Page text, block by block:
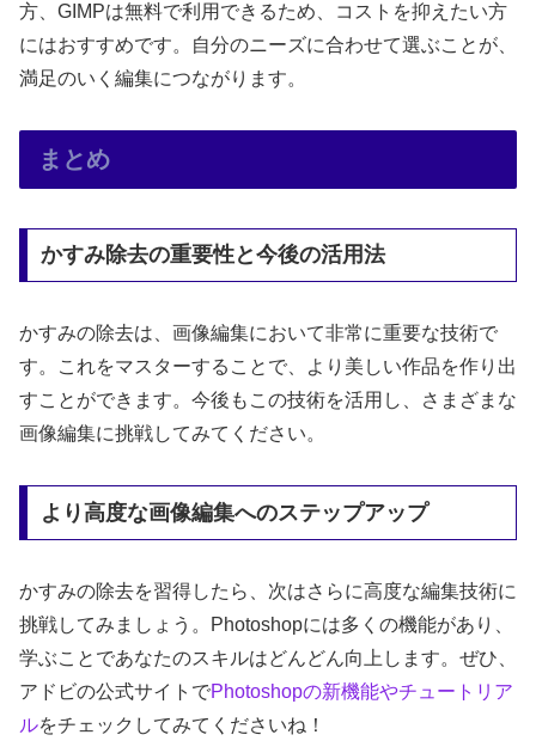
方、GIMPは無料で利用できるため、コストを抑えたい方
にはおすすめです。自分のニーズに合わせて選ぶことが、
満足のいく編集につながります。
まとめ
かすみ除去の重要性と今後の活用法
かすみの除去は、画像編集において非常に重要な技術で
す。これをマスターすることで、より美しい作品を作り出
すことができます。今後もこの技術を活用し、さまざまな
画像編集に挑戦してみてください。
より高度な画像編集へのステップアップ
かすみの除去を習得したら、次はさらに高度な編集技術に
挑戦してみましょう。Photoshopには多くの機能があり、
学ぶことであなたのスキルはどんどん向上します。ぜひ、
アドビの公式サイトでPhotoshopの新機能やチュートリア
ルをチェックしてみてくださいね！